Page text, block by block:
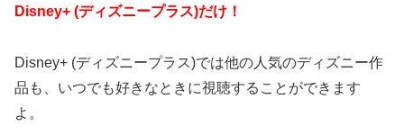
Disney+ (ディズニープラス)だけ！
Disney+ (ディズニープラス)では他の人気のディズニー作
品も、いつでも好きなときに視聴することができます
よ。